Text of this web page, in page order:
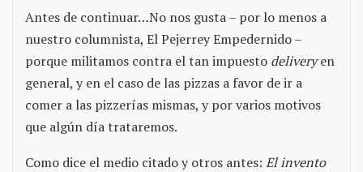
Antes de continuar…No nos gusta – por lo menos a
nuestro columnista, El Pejerrey Empedernido –
porque militamos contra el tan impuesto deliveryen
general, y en el caso de las pizzas a favor de ir a
comer a las pizzerías mismas, y por varios motivos
que algún día trataremos.
Como dice el medio citado y otros antes: El invento